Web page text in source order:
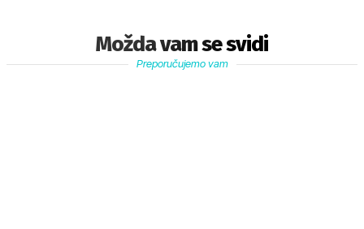
Možda vam se svidi
Preporučujemo vam